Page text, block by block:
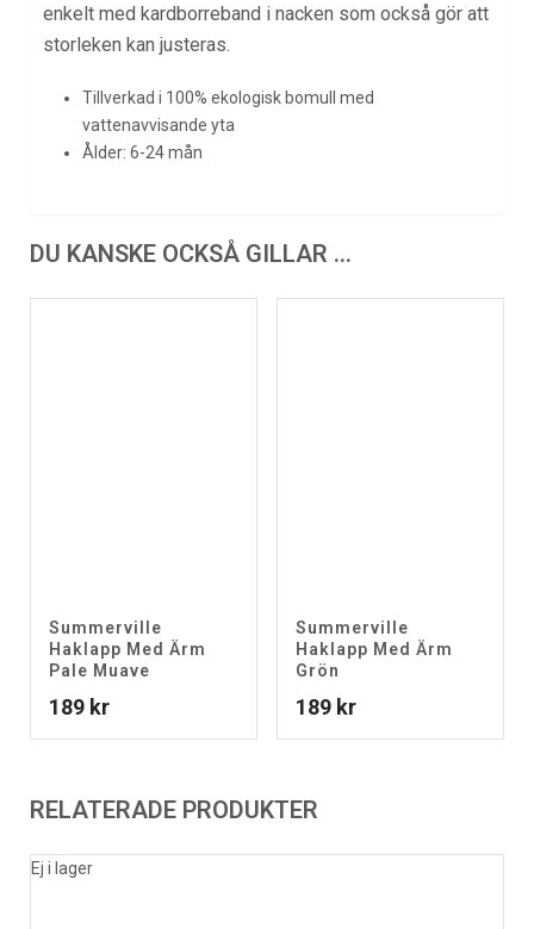
enkelt med kardborreband i nacken som också gör att
storleken kan justeras.
Tillverkad i 100% ekologisk bomull med
vattenavvisande yta
Ålder: 6-24 mån
DU KANSKE OCKSÅ GILLAR …
Summerville
Haklapp Med Ärm
Pale Muave
189 kr
Summerville
Haklapp Med Ärm
Grön
189 kr
RELATERADE PRODUKTER
Ej i lager